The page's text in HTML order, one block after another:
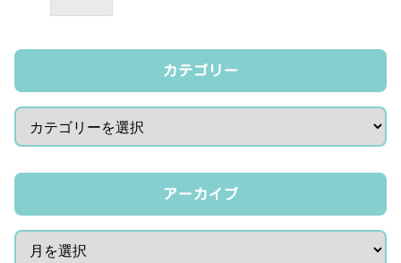
カテゴリー
アーカイブ